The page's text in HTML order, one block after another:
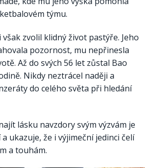
týmu.
zvolil klidný život pastýře. Jeho
pozornost, mu nepřinesla
Až do svých 56 let zůstal Bao
Nikdy neztrácel naději a
do celého světa při hledání
lásku navzdory svým výzvám je
ukazuje, že i výjimeční jedinci čelí
a touhám.